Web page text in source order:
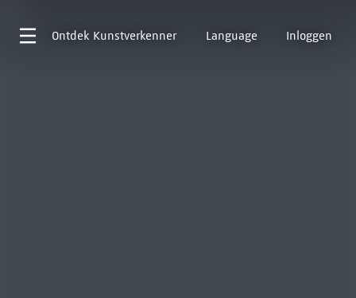
Ontdek Kunstverkenner Language Inloggen